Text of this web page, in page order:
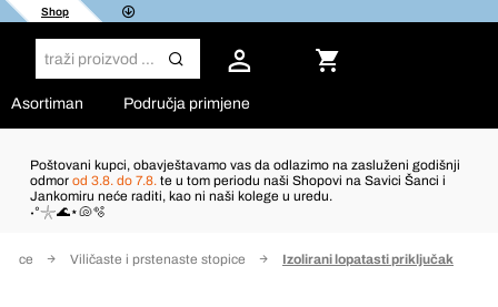
Shop
Asortiman Područja primjene
Poštovani kupci, obavještavamo vas da odlazimo na zasluženi godišnji
odmor od 3.8. do 7.8. te u tom periodu naši Shopovi na Savici Šanci i
Jankomiru neće raditi, kao ni naši kolege u uredu.
˖°𓇼🌊⋆🐚🫧
Viličaste i prstenaste stopice Izolirani lopatasti priključak